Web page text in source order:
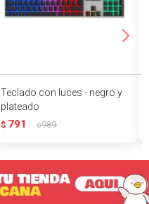
Teclado con luces - negro y
plateado
$ 791 $989